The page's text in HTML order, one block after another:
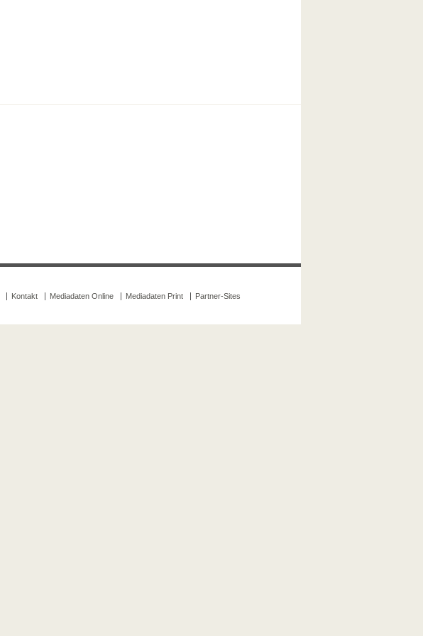
Kontakt Mediadaten Online Mediadaten Print Partner-Sites